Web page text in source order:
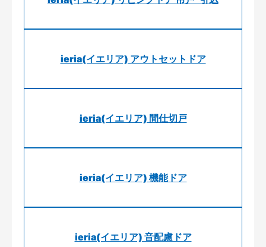
ieria(イエリア) アウトセットドア
ieria(イエリア) 間仕切戸
ieria(イエリア) 機能ドア
ieria(イエリア) 音配慮ドア